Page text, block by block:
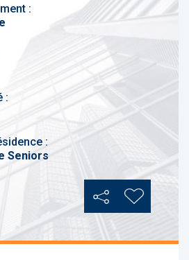
:
:
:
Seniors
PartagerAjouter